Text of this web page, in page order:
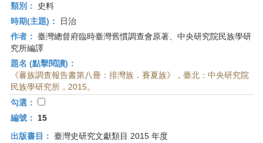
類別：
史料
時期(主題)：
日治
作者： 臺灣總督府臨時臺灣舊慣調查會原著、中央研究院民族學研
究所編譯
題名 (點擊閱讀)：
《蕃族調查報告書第八冊：排灣族．賽夏族》，臺北：中央研究院
民族學研究所，2015。
勾選：
編號：
15
出版書目： 臺灣史研究文獻類目 2015 年度